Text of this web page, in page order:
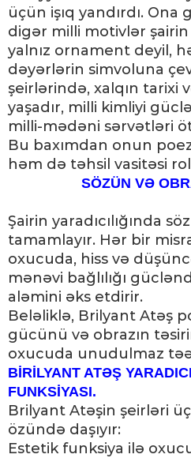
üçün işıq yandırdı. Ona
digər milli motivlər şairin
yalnız ornament deyil,
dəyərlərin simvoluna
şeirlərində, xalqın tarixi
yaşadır, milli kimliyi
milli-mədəni sərvətləri
Bu baxımdan onun
həm də təhsil vasitəsi
SÖZÜN VƏ
Şairin yaradıcılığında
tamamlayır. Hər bir
oxucuda, hiss və
mənəvi bağlılığı
aləmini əks etdirir.
Beləliklə, Brilyant Atəş
gücünü və obrazın
oxucuda unudulmaz
BİRİLYANT ATƏŞ
FUNKSİYASI.
Brilyant Atəşin şeirləri
özündə daşıyır:
Estetik funksiya ilə